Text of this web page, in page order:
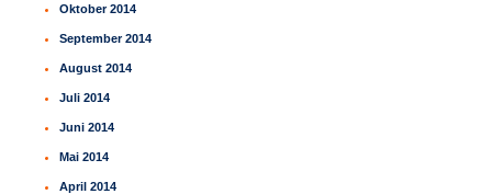
Oktober 2014
September 2014
August 2014
Juli 2014
Juni 2014
Mai 2014
April 2014